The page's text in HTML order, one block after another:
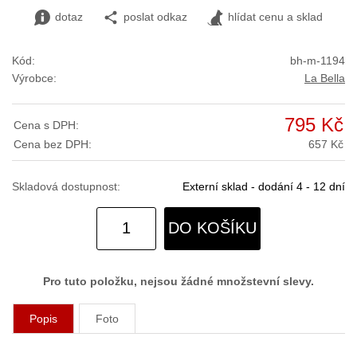
dotaz poslat odkaz hlídat cenu a sklad
Kód:
bh-m-1194
Výrobce:
La Bella
Cena s DPH: 795 Kč
Cena bez DPH: 657 Kč
Skladová dostupnost: Externí sklad - dodání 4 - 12 dní
DO KOŠÍKU
Pro tuto položku, nejsou žádné množstevní slevy.
Popis Foto